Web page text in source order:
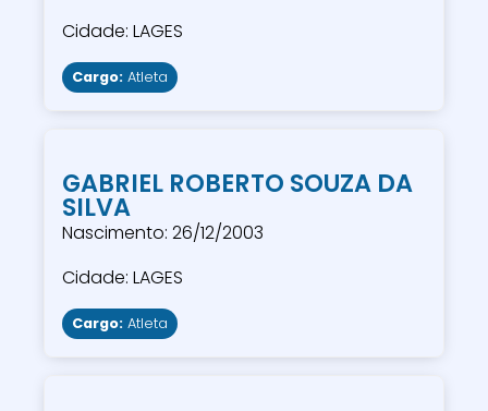
Cidade: LAGES
Cargo: Atleta
GABRIEL ROBERTO SOUZA DA
SILVA
Nascimento: 26/12/2003
Cidade: LAGES
Cargo: Atleta